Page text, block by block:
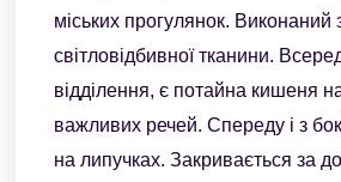
міських прогулянок. Виконаний з
світловідбивної тканини.
відділення, є потайна кишеня
важливих речей. Спереду і з
на липучках. Закривається за